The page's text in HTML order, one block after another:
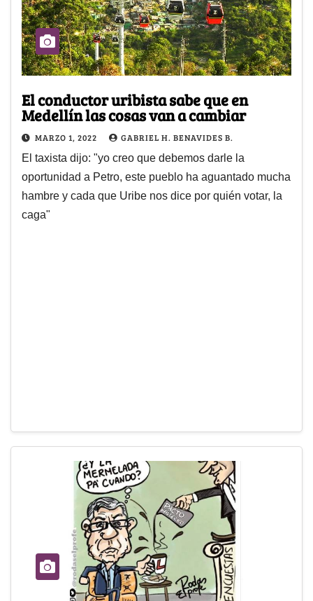
El conductor uribista sabe que en
Medellín las cosas van a cambiar
MARZO 1, 2022 GABRIEL H. BENAVIDES B.
El taxista dijo: "yo creo que debemos darle la
oportunidad a Petro, este pueblo ha aguantado mucha
hambre y cada que Uribe nos dice por quién votar, la
caga"